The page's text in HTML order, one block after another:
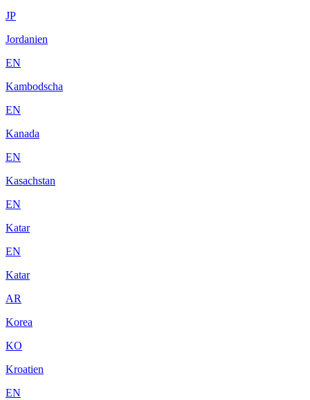
JP
Jordanien
EN
Kambodscha
EN
Kanada
EN
Kasachstan
EN
Katar
EN
Katar
AR
Korea
KO
Kroatien
EN